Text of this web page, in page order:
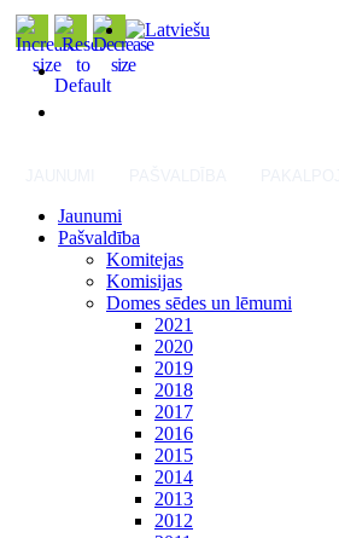
Jaunumi
Pašvaldība
Komitejas
Komisijas
Domes sēdes un lēmumi
2021
2020
2019
2018
2017
2016
2015
2014
2013
2012